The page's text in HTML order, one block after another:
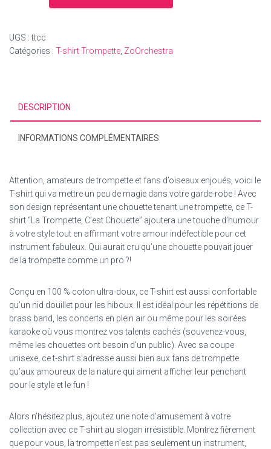
Trompette
"la
trompette
UGS :ttcc
Catégories : T-shirt Trompette, ZoOrchestra
DESCRIPTION
INFORMATIONS COMPLÉMENTAIRES
Attention, amateurs de trompette et fans d’oiseaux enjoués, voici le
T-shirt qui va mettre un peu de magie dans votre garde-robe ! Avec
son design représentant une chouette tenant une trompette, ce T-
shirt “La Trompette, C’est Chouette” ajoutera une touche d’humour
à votre style tout en affirmant votre amour indéfectible pour cet
instrument fabuleux. Qui aurait cru qu’une chouette pouvait jouer
de la trompette comme un pro ?!
Conçu en 100 % coton ultra-doux, ce T-shirt est aussi confortable
qu’un nid douillet pour les hiboux. Il est idéal pour les répétitions de
brass band, les concerts en plein air ou même pour les soirées
karaoke où vous montrez vos talents cachés (souvenez-vous,
même les chouettes ont besoin d’un public). Avec sa coupe
unisexe, ce t-shirt s’adresse aussi bien aux fans de trompette
qu’aux amoureux de la nature qui aiment afficher leur penchant
pour le style et le fun !
Alors n’hésitez plus, ajoutez une note d’amusement à votre
collection avec ce T-shirt au slogan irrésistible. Montrez fièrement
que pour vous, la trompette n’est pas seulement un instrument,